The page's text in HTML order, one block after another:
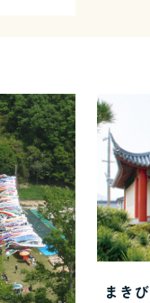
まき